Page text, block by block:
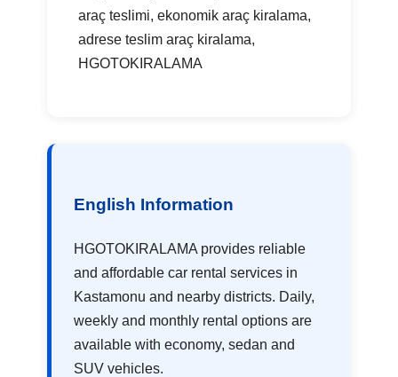
araç teslimi, ekonomik araç kiralama,
adrese teslim araç kiralama,
HGOTOKIRALAMA
English Information
HGOTOKIRALAMA provides reliable
and affordable car rental services in
Kastamonu and nearby districts. Daily,
weekly and monthly rental options are
available with economy, sedan and
SUV vehicles.